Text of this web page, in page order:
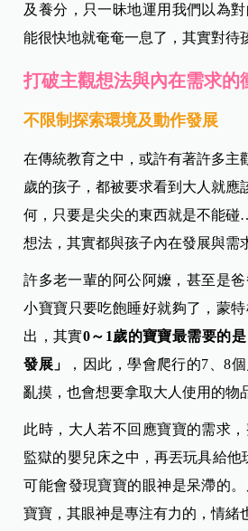
及養分，只一昧地運用我們以為
能很快地就奄奄一息了，其實對待
打破主觀想法與內在需求的
不限制探索環境及動作發展
在傳統教育之中，或許有著許多主
歲的孩子，都被要求看到大人就應
何，只要是尖尖的東西就是不能
想法，其實都與孩子內在發展與需
許多老一輩的阿公阿嬤，甚至是
小寶寶只要吃飽睡好就夠了， 蒙
出，其實0～1歲的寶寶最需要的
發展」
，因此，學會爬行的7、8
亂摸，也會想要拿取大人使用的物
此時，大人若不回應寶寶的需求
監獄的嬰兒床之中，再丟玩具給他
可能會發現寶寶的眼神是呆滯的
寶寶，其眼神是專注有力的，情緒